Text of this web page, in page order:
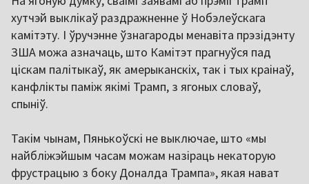
хутчэй выклікаў раздражненне ў Нобэлеўскага
камітэту. І ўручэнне ўзнагароды менавіта прэзідэнту
ЗША можа азначаць, што Камітэт прагнуўся пад
ціскам палітыкаў, як амерыканскіх, так і тых краінаў,
канфлікты паміж якімі Трамп, з ягоных словаў,
спыніў.
Такім чынам, Пянькоўскі не выключае, што «мы
найбліжэйшым часам можам назіраць некаторую
фрустрацыю з боку Доналда Трампа», якая нават